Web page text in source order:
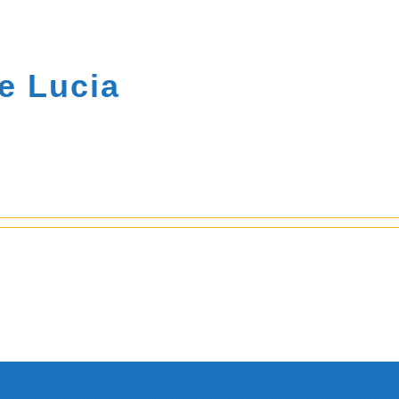
Lucia